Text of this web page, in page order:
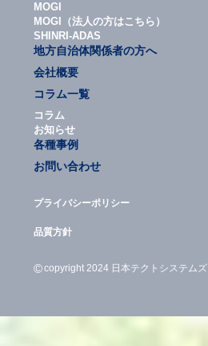
MOGI
MOGI（法人の方はこちら）
SHINRI-ADAS
地方自治体関係者の方へ
会社概要
コラム一覧
コラム
お知らせ
各種事例
お問い合わせ
プライバシーポリシー
品質方針
©copyright 2024 日本テクトシステムズ